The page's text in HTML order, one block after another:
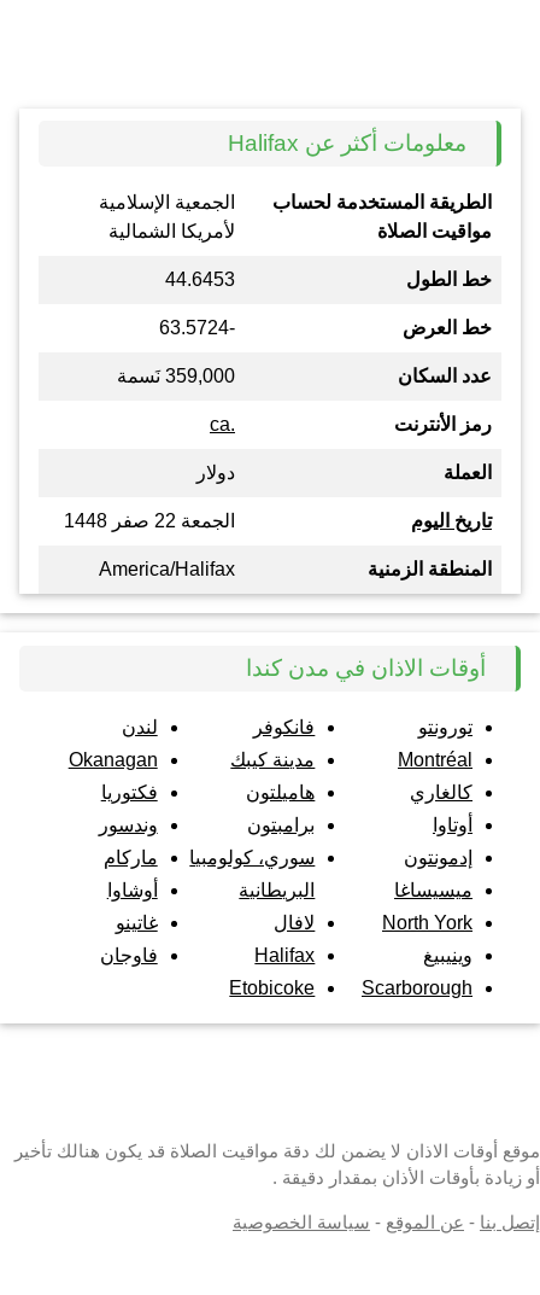
معلومات أكثر عن Halifax
الطريقة المستخدمة لحساب
مواقيت الصلاة
الجمعية الإسلامية
لأمريكا الشمالية
خط الطول 44.6453
خط العرض -63.5724
عدد السكان 359,000 نَسمة
رمز الأنترنت .ca
العملة دولار
تاريخ اليوم الجمعة 22 صفر 1448
المنطقة الزمنية America/Halifax
أوقات الاذان في مدن كندا
تورونتو
Montréal
كالغاري
أوتاوا
إدمونتون
ميسيساغا
North York
وينيبيغ
Scarborough
فانكوفر
مدينة كيبك
هاميلتون
برامبتون
سوري، كولومبيا
البريطانية
لافال
Halifax
Etobicoke
لندن
Okanagan
فكتوريا
وندسور
ماركام
أوشاوا
غاتينو
فاوجان
موقع أوقات الاذان لا يضمن لك دقة مواقيت الصلاة قد يكون هنالك تأخير
أو زيادة بأوقات الأذان بمقدار دقيقة .
إتصل بنا - عن الموقع - سياسة الخصوصية